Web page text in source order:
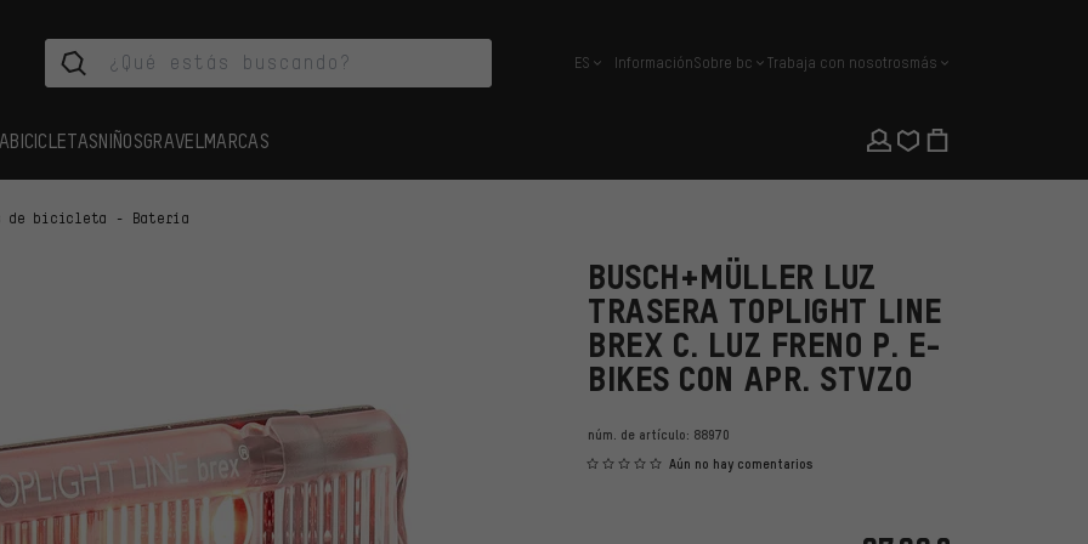
español
ES InformaciónSobre bc Trabaja con nosotrosmás
BICICLETASNIÑOSGRAVEL MARCAS
de bicicleta - Batería
BUSCH+MÜLLER LUZ
TRASERA TOPLIGHT LINE
BREX C. LUZ FRENO P. E-
BIKES CON APR. STVZO
núm. de artículo: 88970
Aún no hay comentarios